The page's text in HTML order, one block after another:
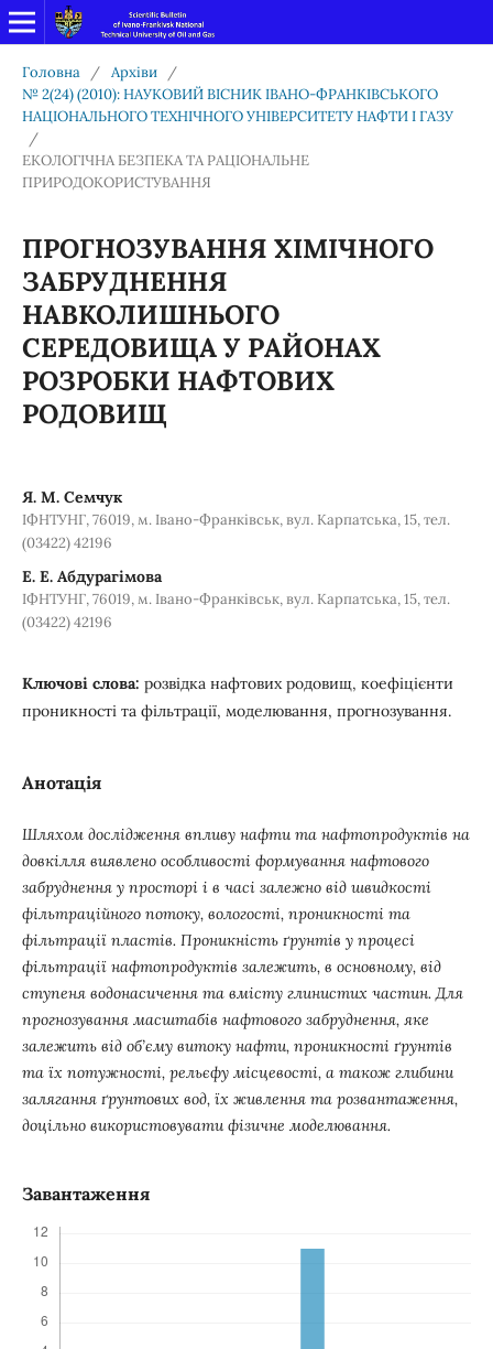
Головна / Архіви
/
№ 2(24) (2010): НАУКОВИЙ ВІСНИК ІВАНО-ФРАНКІВСЬКОГО
НАЦІОНАЛЬНОГО ТЕХНІЧНОГО УНІВЕРСИТЕТУ НАФТИ І ГАЗУ
/
ЕКОЛОГІЧНА БЕЗПЕКА ТА РАЦІОНАЛЬНЕ
ПРИРОДОКОРИСТУВАННЯ
ПРОГНОЗУВАННЯ ХІМІЧНОГО
ЗАБРУДНЕННЯ
НАВКОЛИШНЬОГО
СЕРЕДОВИЩА У РАЙОНАХ
РОЗРОБКИ НАФТОВИХ
РОДОВИЩ
Я. М. Семчук
ІФНТУНГ, 76019, м. Івано-Франківськ, вул. Карпатська, 15, тел.
(03422) 42196
Е. Е. Абдурагімова
ІФНТУНГ, 76019, м. Івано-Франківськ, вул. Карпатська, 15, тел.
(03422) 42196
Ключові слова: розвідка нафтових родовищ, коефіцієнти
проникності та фільтрації, моделювання, прогнозування.
Анотація
Шляхом дослідження впливу нафти та нафтопродуктів на
довкілля виявлено особливості формування нафтового
забруднення у просторі і в часі залежно від швидкості
фільтраційного потоку, вологості, проникності та
фільтрації пластів. Проникність ґрунтів у процесі
фільтрації нафтопродуктів залежить, в основному, від
ступеня водонасичення та вмісту глинистих частин. Для
прогнозування масштабів нафтового забруднення, яке
залежить від об’єму витоку нафти, проникності ґрунтів
та їх потужності, рельєфу місцевості, а також глибини
залягання ґрунтових вод, їх живлення та розвантаження,
доцільно використовувати фізичне моделювання.
Завантаження